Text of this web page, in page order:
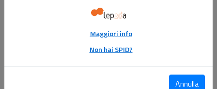
Lepidaid
Maggiori info
Non hai SPID?
Annulla